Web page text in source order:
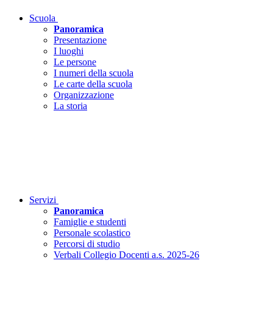
Scuola
Panoramica
Presentazione
I luoghi
Le persone
I numeri della scuola
Le carte della scuola
Organizzazione
La storia
Servizi
Panoramica
Famiglie e studenti
Personale scolastico
Percorsi di studio
Verbali Collegio Docenti a.s. 2025-26